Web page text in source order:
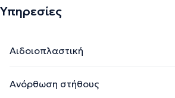
Υπηρεσίες
Αιδοιοπλαστική
Ανόρθωση στήθους